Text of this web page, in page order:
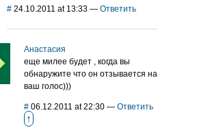
# 24.10.2011 at 13:33 — Ответить
Анастасия
еще милее будет , когда вы
обнаружите что он отзывается на
ваш голос)))
# 06.12.2011 at 22:30 — Ответить
↑